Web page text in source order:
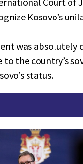
Kosovo’s
was absolutely
the country’s
status.